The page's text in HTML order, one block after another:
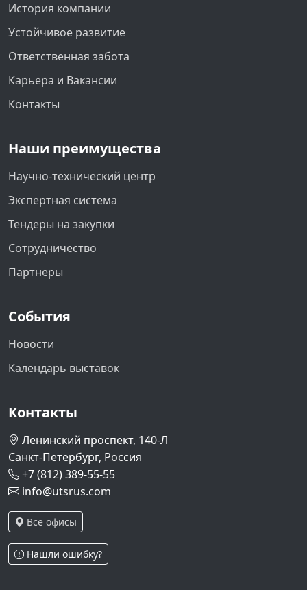
История компании
Устойчивое развитие
Ответственная забота
Карьера и Вакансии
Контакты
Наши преимущества
Научно-технический центр
Экспертная система
Тендеры на закупки
Сотрудничество
Партнеры
События
Новости
Календарь выставок
Контакты
Ленинский проспект, 140-Л
Санкт-Петербург, Россия
+7 (812) 389-55-55
info@utsrus.com
Все офисы
Нашли ошибку?